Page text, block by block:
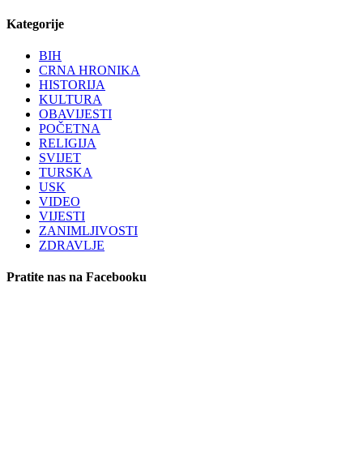
Kategorije
BIH
CRNA HRONIKA
HISTORIJA
KULTURA
OBAVIJESTI
POČETNA
RELIGIJA
SVIJET
TURSKA
USK
VIDEO
VIJESTI
ZANIMLJIVOSTI
ZDRAVLJE
Pratite nas na Facebooku